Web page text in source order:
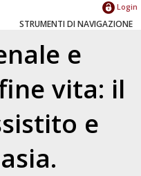
Login
STRUMENTI DI NAVIGAZIONE
e
vita: il
e